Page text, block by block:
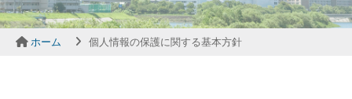
ホーム 個人情報の保護に関する基本方針